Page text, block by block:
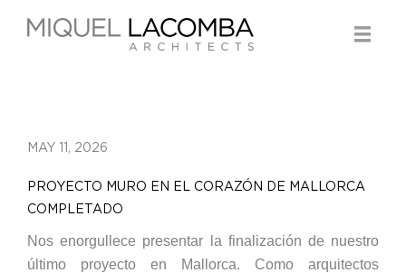
MAY 11, 2026
PROYECTO MURO EN EL CORAZÓN DE MALLORCA
COMPLETADO
Nos enorgullece presentar la finalización de nuestro
último proyecto en Mallorca. Como arquitectos